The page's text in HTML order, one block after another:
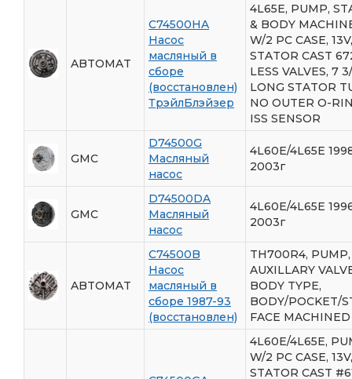
ABTOMAT
C74500HA
Насос
масляный в
сборе
(восстановлен)
ТрэйлБлэйзер
4L65E, PUMP,
& BODY
W/2 PC CASE, 13V,
STATOR CAST
LESS VALVES, 7
LONG STATOR
NO OUTER O-
ISS SENSOR
GMC
D74500G
Масляный
насос
4L60E/4L65E
2003г
GMC
D74500DA
Масляный
насос
4L60E/4L65E
2003г
ABTOMAT
C74500B
Насос
масляный в
сборе 1987-93
(восстановлен)
TH700R4, PUMP,
AUXILLARY
BODY TYPE,
BODY/POCKET/
FACE MACHINED
4L60E/4L65E,
W/2 PC CASE, 13V,
STATOR CAST